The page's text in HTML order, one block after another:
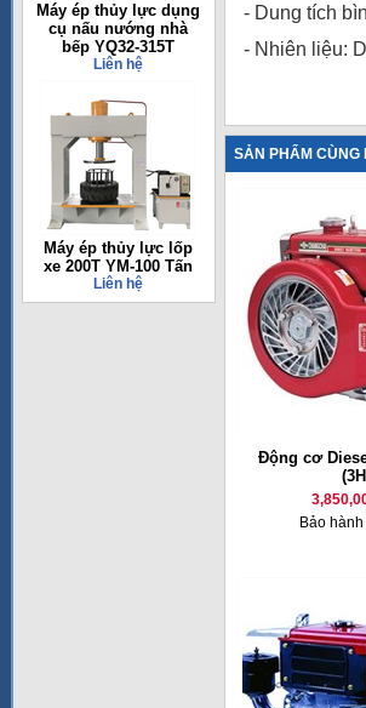
Máy ép thủy lực dụng
cụ nấu nướng nhà
bếp YQ32-315T
Liên hệ
Máy ép thủy lực lốp
xe 200T YM-100 Tấn
Liên hệ
- Dung tích
- Nhiên liệu:
SẢN PHẨM CÙNG
Động cơ
Bảo